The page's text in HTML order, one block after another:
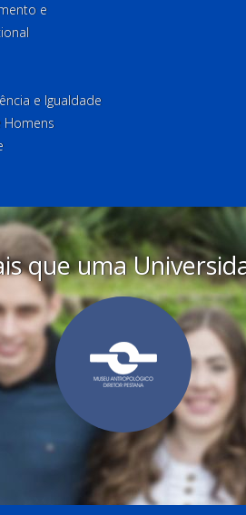
e
e Igualdade
Homens
que uma